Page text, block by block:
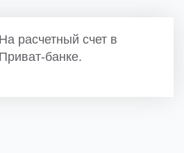
На расчетный счет в
Приват-банке.